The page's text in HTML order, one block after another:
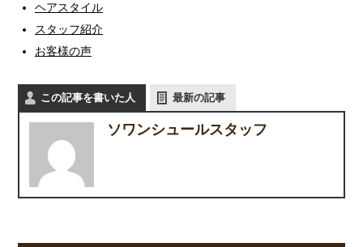
ヘアスタイル
スタッフ紹介
お客様の声
この記事を書いた人 最新の記事
ソワンシュールスタッフ